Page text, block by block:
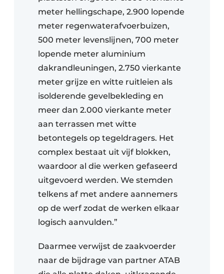
meter hellingschape, 2.900 lopende
meter regenwaterafvoerbuizen,
500 meter levenslijnen, 700 meter
lopende meter aluminium
dakrandleuningen, 2.750 vierkante
meter grijze en witte ruitleien als
isolderende gevelbekleding en
meer dan 2.000 vierkante meter
aan terrassen met witte
betontegels op tegeldragers. Het
complex bestaat uit vijf blokken,
waardoor al die werken gefaseerd
uitgevoerd werden. We stemden
telkens af met andere aannemers
op de werf zodat de werken elkaar
logisch aanvulden.”
Daarmee verwijst de zaakvoerder
naar de bijdrage van partner ATAB